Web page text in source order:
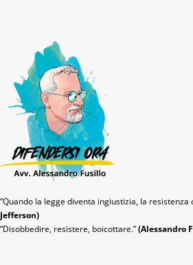
“Quando la legge diventa ingiustizia, la resistenza
Jefferson)
“Disobbedire, resistere, boicottare.”(Alessandro